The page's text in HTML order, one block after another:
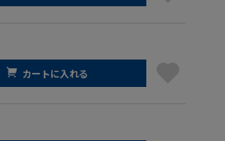
カートに入れる